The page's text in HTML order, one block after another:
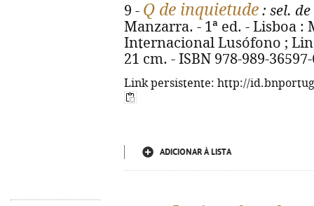
9 - Q de inquietude : sel.
Manzarra. - 1ª ed. - Lisboa
Internacional Lusófono ;
21 cm. - ISBN 978-989-
Link persistente: http://
ADICIONAR À LISTA